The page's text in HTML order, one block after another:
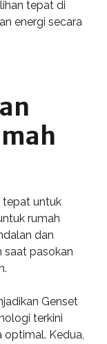
tepat di
energi secara
tepat untuk
rumah
dan
saat pasokan
Genset
terkini
optimal. Kedua,